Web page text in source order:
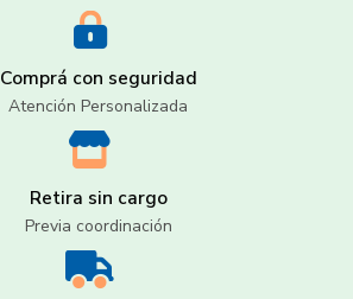
Comprá con seguridad
Atención Personalizada
Retira sin cargo
Previa coordinación